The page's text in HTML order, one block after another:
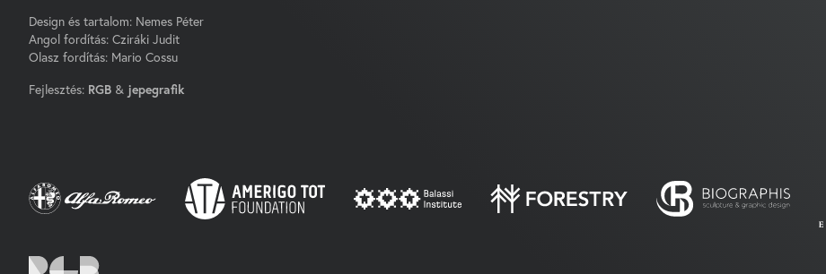
Design és tartalom: Nemes Péter
Angol fordítás: Cziráki Judit
Olasz fordítás: Mario Cossu
Fejlesztés: RGB & jepegrafik